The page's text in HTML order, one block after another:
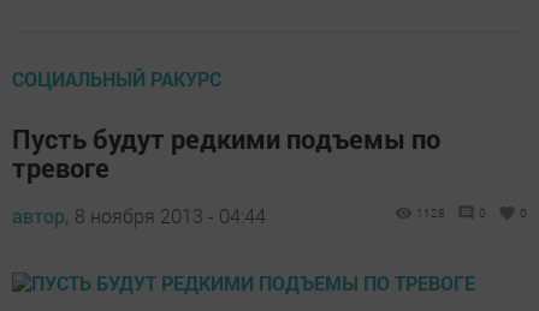
СОЦИАЛЬНЫЙ РАКУРС
Пусть будут редкими подъемы по
тревоге
автор, 8 ноября 2013 - 04:44 1128 0 0